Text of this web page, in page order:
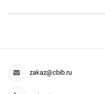
zakaz@cbib.ru